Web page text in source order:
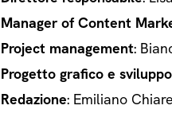
Manager of Content
Project management:
Progetto grafico e sviluppo
Redazione: Emiliano